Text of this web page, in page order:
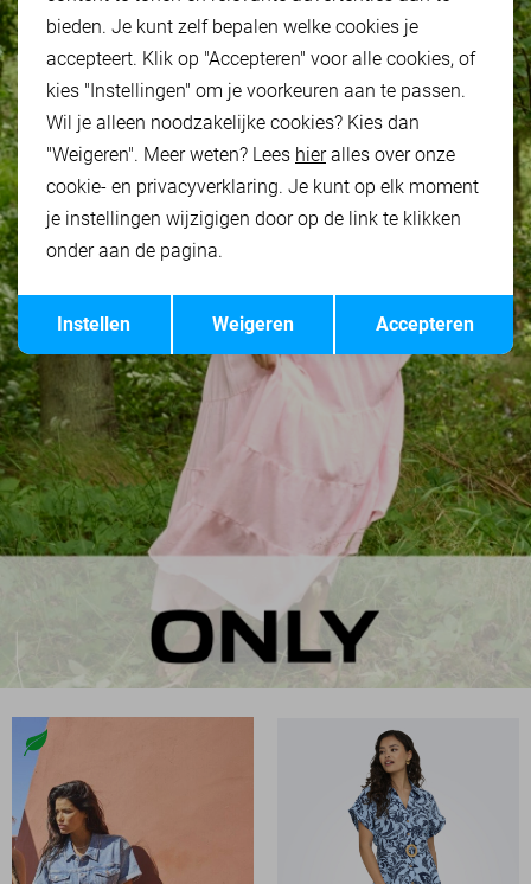
Terug Opslaan
bieden. Je kunt zelf bepalen welke cookies je
accepteert. Klik op "Accepteren" voor alle cookies, of
kies "Instellingen" om je voorkeuren aan te passen.
Wil je alleen noodzakelijke cookies? Kies dan
"Weigeren". Meer weten? Lees hieralles over onze
cookie- en privacyverklaring. Je kunt op elk moment
je instellingen wijzigigen door op de link te klikken
onder aan de pagina.
Accepteren
Weigeren
Instellen